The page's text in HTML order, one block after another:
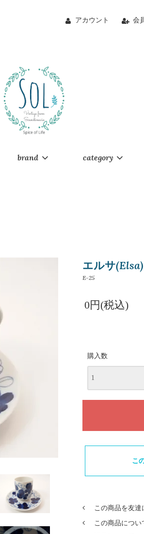
アカウント 会
brand category
エルサ
E-25
0円(税込)
購入数
こ
この商品を友達
この商品につい